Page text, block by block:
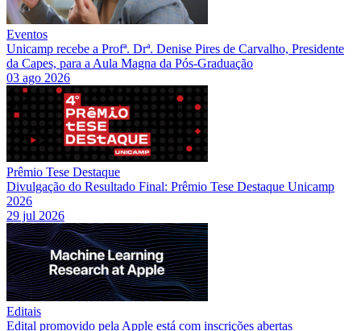
Eventos
Unicamp recebe a Profª. Drª. Denise Pires de Carvalho, Presidente
da Capes, para a Aula Magna da Pós-Graduação
03 ago 2026
Prêmio Tese Destaque
Divulgação do Resultado Final: Prêmio Tese Destaque Unicamp
2026
29 jul 2026
Editais
Edital promovido pela Apple está com inscrições abertas